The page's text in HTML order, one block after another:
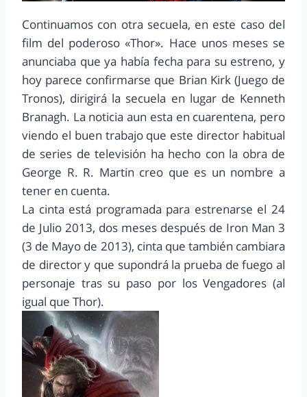
Continuamos con otra secuela, en este caso del
film del poderoso «Thor». Hace unos meses se
anunciaba que ya había fecha para su estreno, y
hoy parece confirmarse que Brian Kirk (Juego de
Tronos), dirigirá la secuela en lugar de Kenneth
Branagh. La noticia aun esta en cuarentena, pero
viendo el buen trabajo que este director habitual
de series de televisión ha hecho con la obra de
George R. R. Martin creo que es un nombre a
tener en cuenta.
La cinta está programada para estrenarse el 24
de Julio 2013, dos meses después de Iron Man 3
(3 de Mayo de 2013), cinta que también cambiara
de director y que supondrá la prueba de fuego al
personaje tras su paso por los Vengadores (al
igual que Thor).